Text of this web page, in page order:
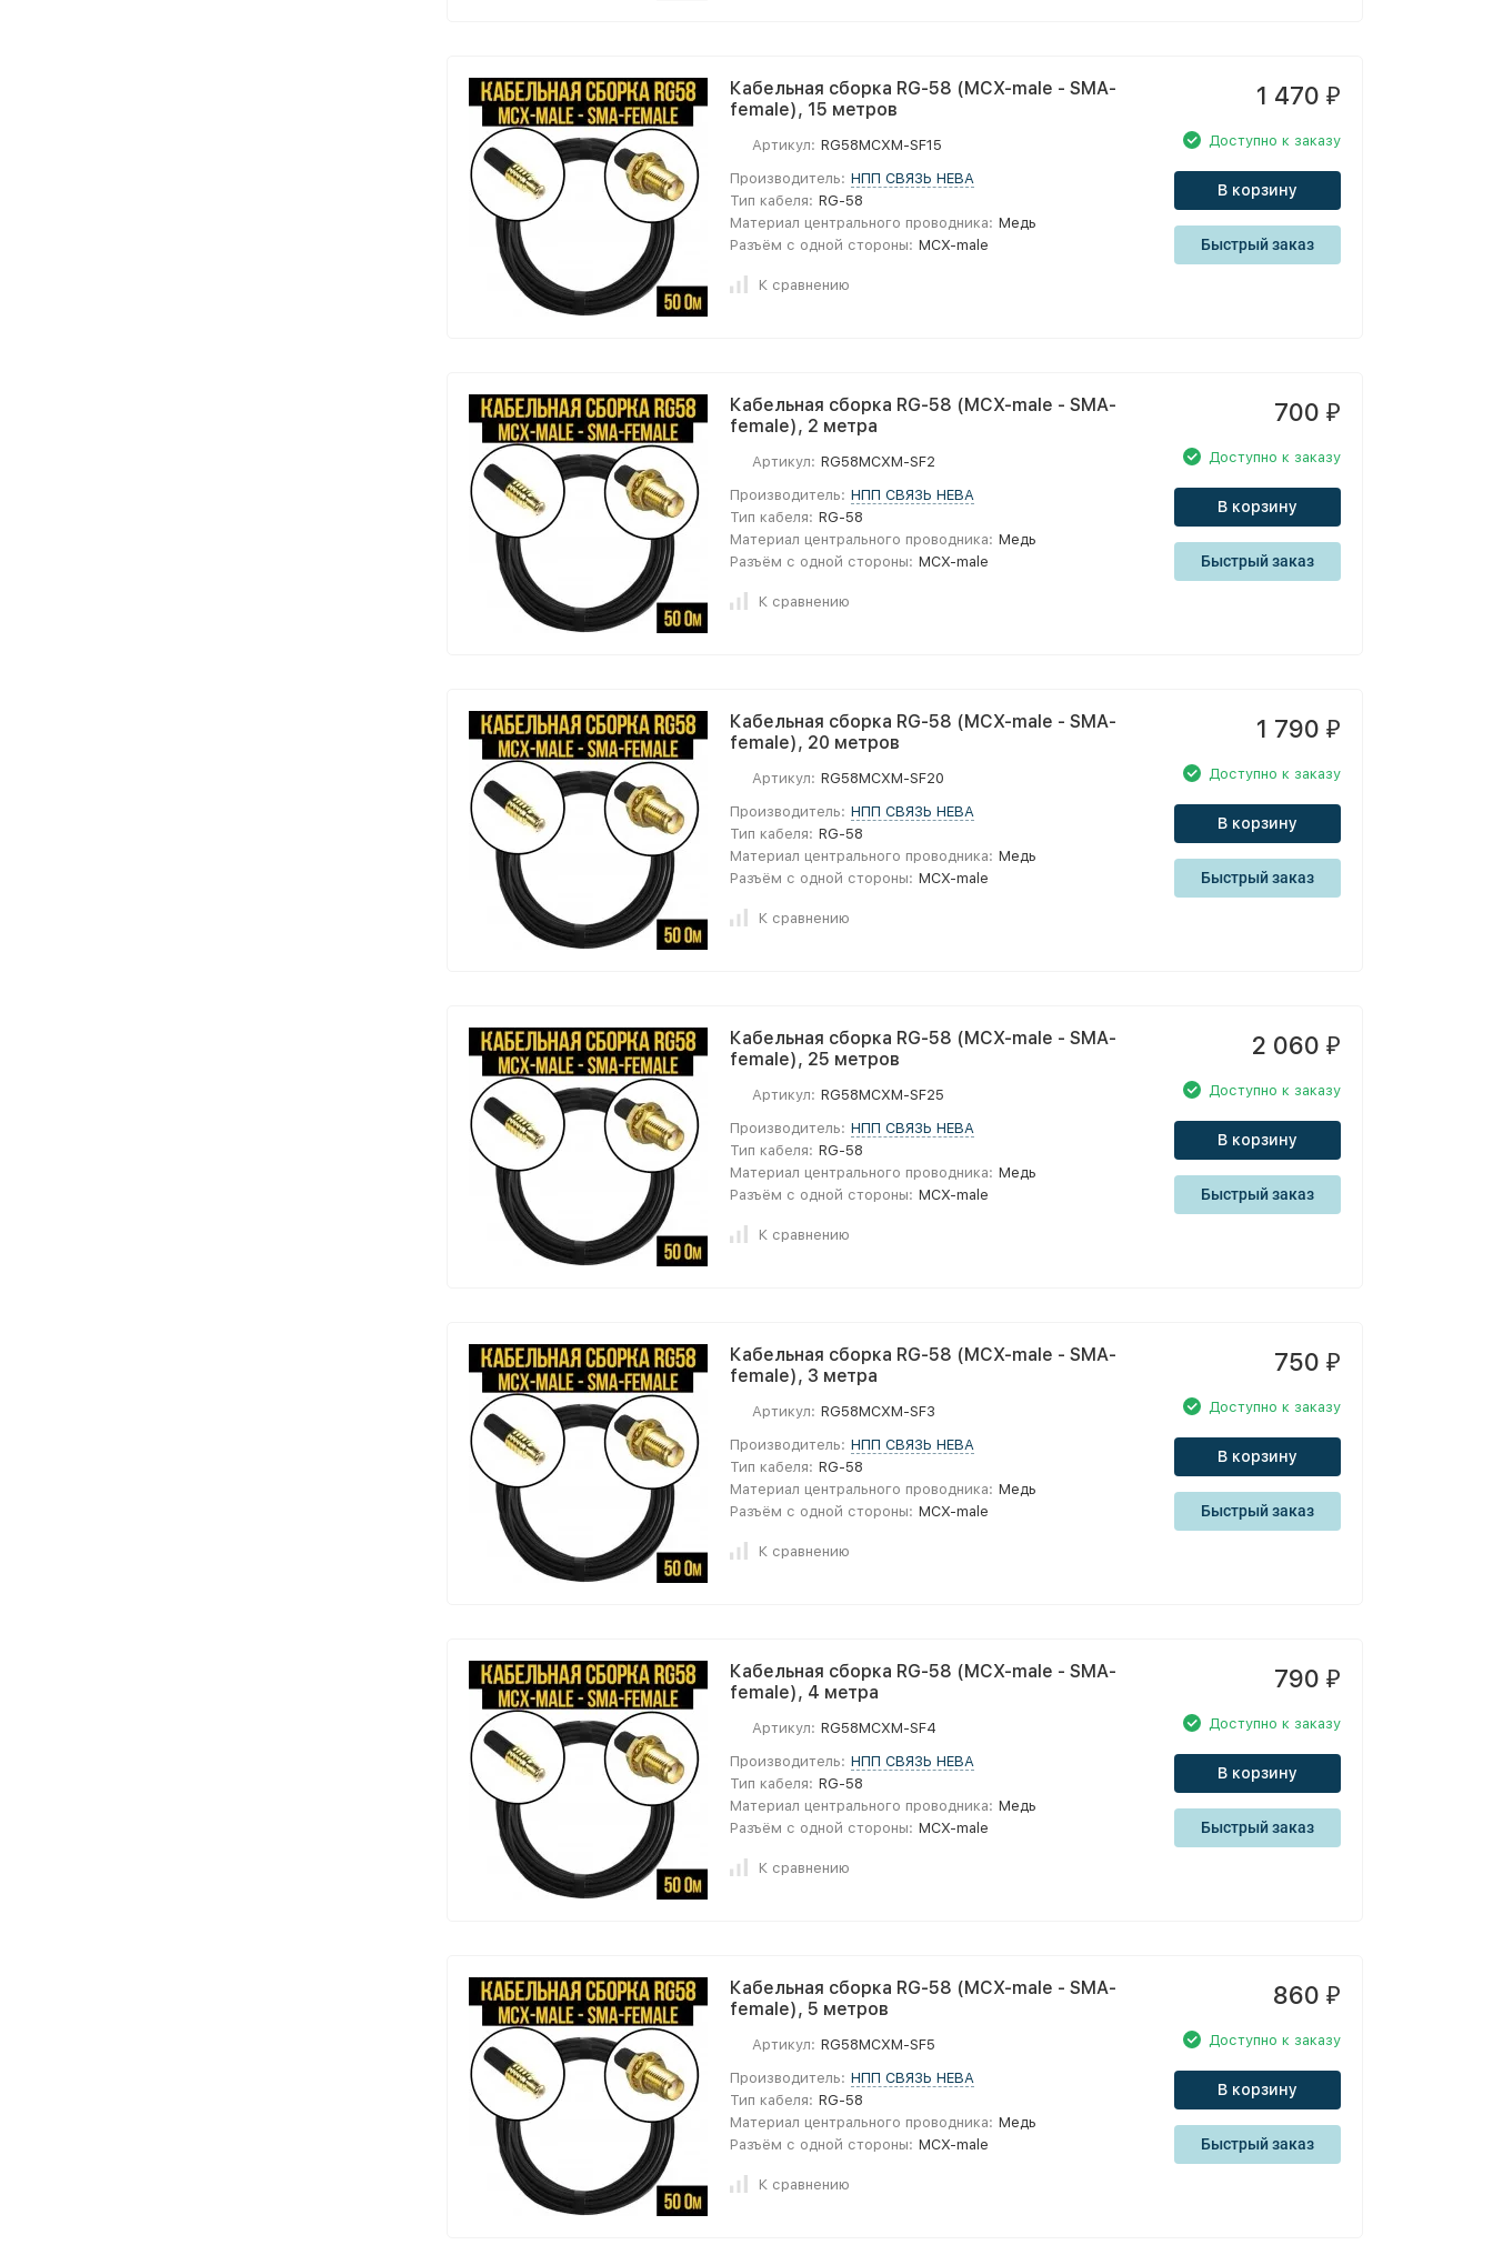
Кабельная сборка RG-58 (MCX-male - SMA-
female), 15 метров
Артикул: RG58MCXM-SF15
Производитель: НПП СВЯЗЬ НЕВА
Тип кабеля: RG-58
Материал центрального проводника: Медь
Разъём с одной стороны: MCX-male
К сравнению
1 470 ₽
Доступно к заказу
В корзину
Быстрый заказ
Кабельная сборка RG-58 (MCX-male - SMA-
female), 2 метра
Артикул: RG58MCXM-SF2
Производитель: НПП СВЯЗЬ НЕВА
Тип кабеля: RG-58
Материал центрального проводника: Медь
Разъём с одной стороны: MCX-male
К сравнению
700 ₽
Доступно к заказу
В корзину
Быстрый заказ
Кабельная сборка RG-58 (MCX-male - SMA-
female), 20 метров
Артикул: RG58MCXM-SF20
Производитель: НПП СВЯЗЬ НЕВА
Тип кабеля: RG-58
Материал центрального проводника: Медь
Разъём с одной стороны: MCX-male
К сравнению
1 790 ₽
Доступно к заказу
В корзину
Быстрый заказ
Кабельная сборка RG-58 (MCX-male - SMA-
female), 25 метров
Артикул: RG58MCXM-SF25
Производитель: НПП СВЯЗЬ НЕВА
Тип кабеля: RG-58
Материал центрального проводника: Медь
Разъём с одной стороны: MCX-male
К сравнению
2 060 ₽
Доступно к заказу
В корзину
Быстрый заказ
Кабельная сборка RG-58 (MCX-male - SMA-
female), 3 метра
Артикул: RG58MCXM-SF3
Производитель: НПП СВЯЗЬ НЕВА
Тип кабеля: RG-58
Материал центрального проводника: Медь
Разъём с одной стороны: MCX-male
К сравнению
750 ₽
Доступно к заказу
В корзину
Быстрый заказ
Кабельная сборка RG-58 (MCX-male - SMA-
female), 4 метра
Артикул: RG58MCXM-SF4
Производитель: НПП СВЯЗЬ НЕВА
Тип кабеля: RG-58
Материал центрального проводника: Медь
Разъём с одной стороны: MCX-male
К сравнению
790 ₽
Доступно к заказу
В корзину
Быстрый заказ
Кабельная сборка RG-58 (MCX-male - SMA-
female), 5 метров
Артикул: RG58MCXM-SF5
Производитель: НПП СВЯЗЬ НЕВА
Тип кабеля: RG-58
Материал центрального проводника: Медь
Разъём с одной стороны: MCX-male
К сравнению
860 ₽
Доступно к заказу
В корзину
Быстрый заказ